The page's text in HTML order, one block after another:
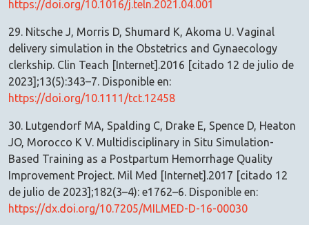
https://doi.org/10.1016/j.teln.2021.04.001
29. Nitsche J, Morris D, Shumard K, Akoma U. Vaginal
delivery simulation in the Obstetrics and Gynaecology
clerkship. Clin Teach [Internet].2016 [citado 12 de julio de
2023];13(5):343–7. Disponible en:
https://doi.org/10.1111/tct.12458
30. Lutgendorf MA, Spalding C, Drake E, Spence D, Heaton
JO, Morocco K V. Multidisciplinary in Situ Simulation-
Based Training as a Postpartum Hemorrhage Quality
Improvement Project. Mil Med [Internet].2017 [citado 12
de julio de 2023];182(3–4): e1762–6. Disponible en:
https://dx.doi.org/10.7205/MILMED-D-16-00030